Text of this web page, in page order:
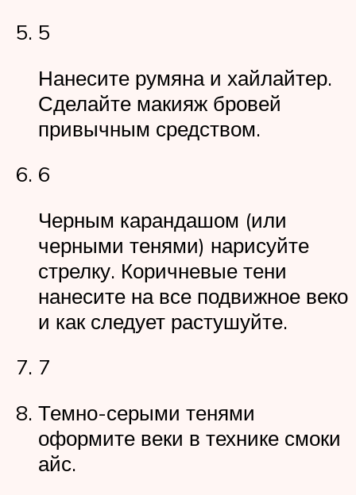
5
Нанесите румяна и хайлайтер.
Сделайте макияж бровей
привычным средством.
6
Черным карандашом (или
черными тенями) нарисуйте
стрелку. Коричневые тени
нанесите на все подвижное веко
и как следует растушуйте.
7
Темно-серыми тенями
оформите веки в технике смоки
айс.